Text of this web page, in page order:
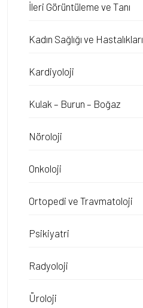
İleri Görüntüleme ve Tanı
Kadın Sağlığı ve Hastalıkları
Kardiyoloji
Kulak – Burun – Boğaz
Nöroloji
Onkoloji
Ortopedi ve Travmatoloji
Psikiyatri
Radyoloji
Üroloji